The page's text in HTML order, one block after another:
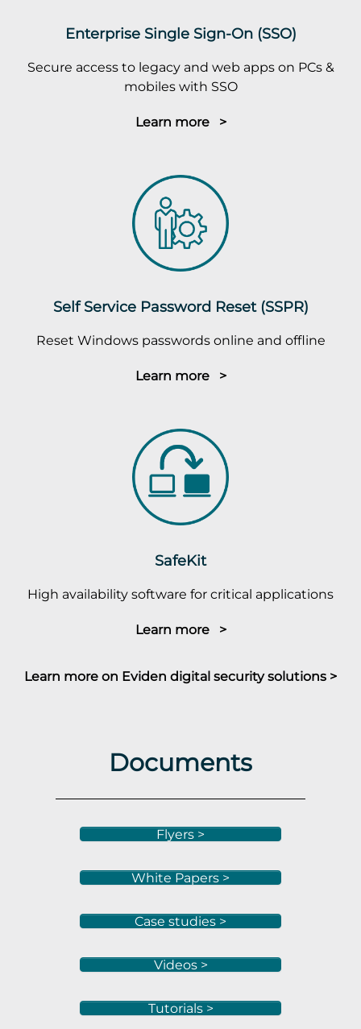
Enterprise Single Sign-On (SSO)
Secure access to legacy and web apps on PCs &
mobiles with SSO
Learn more >
Self Service Password Reset (SSPR)
Reset Windows passwords online and offline
Learn more >
SafeKit
High availability software for critical applications
Learn more >
Learn more on Eviden digital security solutions >
Documents
Flyers >
White Papers >
Case studies >
Videos >
Tutorials >